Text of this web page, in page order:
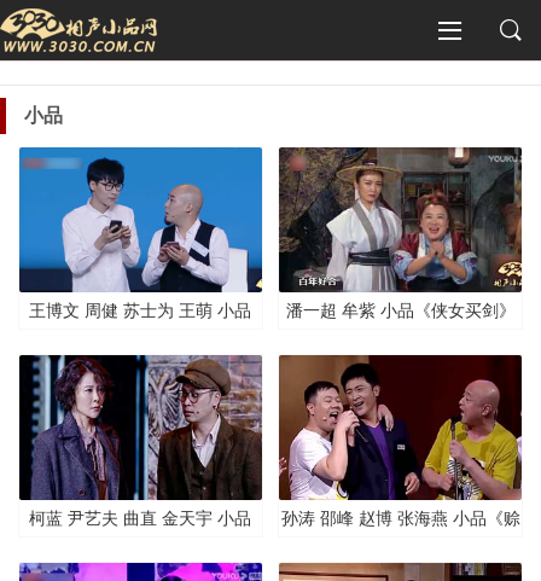
小品
王博文 周健 苏士为 王萌 小品
潘一超 牟紫 小品《侠女买剑》
柯蓝 尹艺夫 曲直 金天宇 小品
孙涛 邵峰 赵博 张海燕 小品《赊